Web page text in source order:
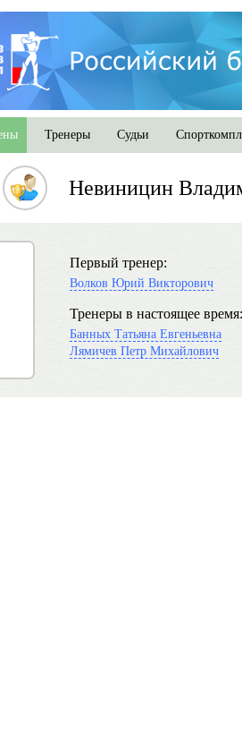
Тренеры Судьи
Невиницин
Первый тренер:
Волков Юрий Викторович
Тренеры в настоящее время:
Банных Татьяна Евгеньевна
Лямичев Петр Михайлович